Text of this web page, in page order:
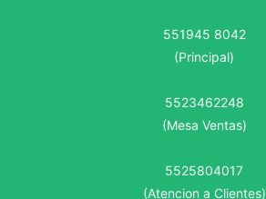
551945 8042
(Principal)
5523462248
(Mesa Ventas)
5525804017
(Atencion a Clientes)